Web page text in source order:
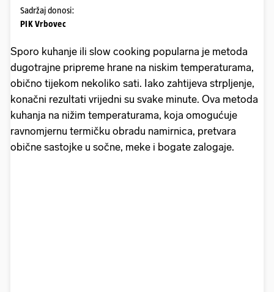
Sadržaj donosi:
PIK Vrbovec
Sporo kuhanje ili slow cooking popularna je metoda
dugotrajne pripreme hrane na niskim temperaturama,
obično tijekom nekoliko sati. Iako zahtijeva strpljenje,
konačni rezultati vrijedni su svake minute. Ova metoda
kuhanja na nižim temperaturama, koja omogućuje
ravnomjernu termičku obradu namirnica, pretvara
obične sastojke u sočne, meke i bogate zalogaje.